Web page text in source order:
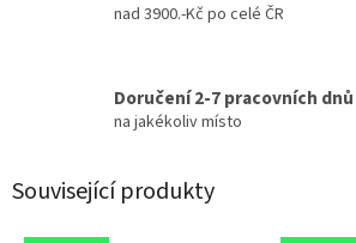
nad 3900.-Kč po celé ČR
Doručení 2-7 pracovních dnů
na jakékoliv místo
Související produkty